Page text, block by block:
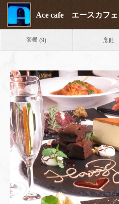
Ace cafe エースカフ
套餐 (9) 烹飪